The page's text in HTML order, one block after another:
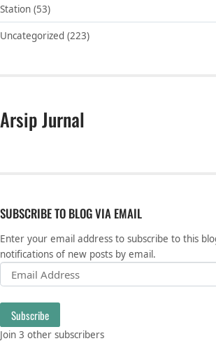
Station (53)
Uncategorized (223)
Arsip Jurnal
SUBSCRIBE TO BLOG VIA EMAIL
Enter your email address to subscribe to this
notifications of new posts by email.
Email Address
Subscribe
Join 3 other subscribers